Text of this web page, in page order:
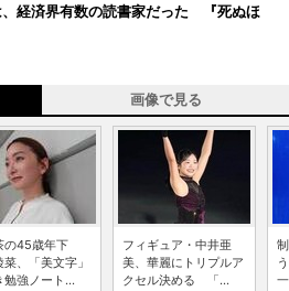
経済界有数の読書家だった 『死ぬほ
画像で見る
の45歳年下
、「美文字」
勉強ノート...
フィギュア・中井亜
美、華麗にトリプルア
クセル決める 「...